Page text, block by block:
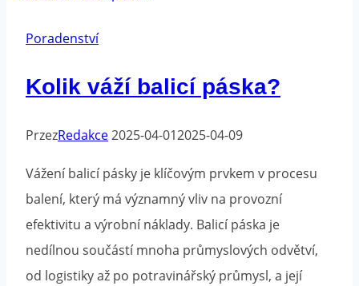
potiskem
pro
sezónu:
je
marketingové
kampani
Poradenství
Kolik váží balicí páska?
PrzezRedakce2025-04-012025-04-09
Vážení balicí pásky je klíčovým prvkem v procesu
balení, který má významný vliv na provozní
efektivitu a výrobní náklady. Balicí páska je
nedílnou součástí mnoha průmyslových odvětví,
od logistiky až po potravinářský průmysl, a její